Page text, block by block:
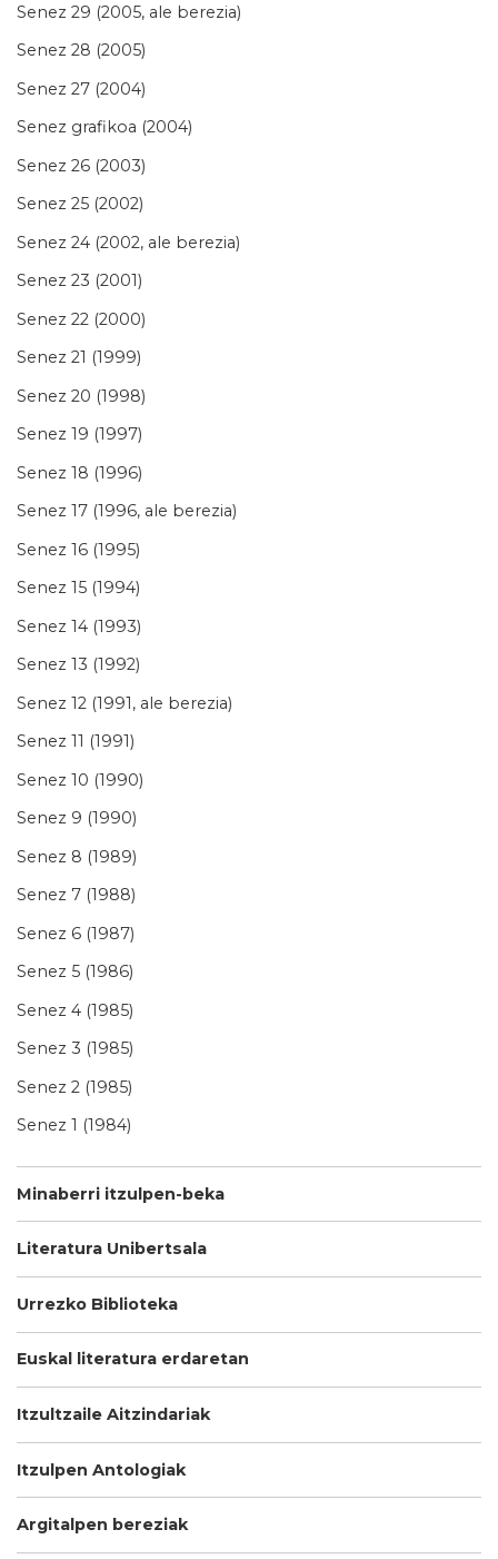
Senez 29 (2005, ale berezia)
Senez 28 (2005)
Senez 27 (2004)
Senez grafikoa (2004)
Senez 26 (2003)
Senez 25 (2002)
Senez 24 (2002, ale berezia)
Senez 23 (2001)
Senez 22 (2000)
Senez 21 (1999)
Senez 20 (1998)
Senez 19 (1997)
Senez 18 (1996)
Senez 17 (1996, ale berezia)
Senez 16 (1995)
Senez 15 (1994)
Senez 14 (1993)
Senez 13 (1992)
Senez 12 (1991, ale berezia)
Senez 11 (1991)
Senez 10 (1990)
Senez 9 (1990)
Senez 8 (1989)
Senez 7 (1988)
Senez 6 (1987)
Senez 5 (1986)
Senez 4 (1985)
Senez 3 (1985)
Senez 2 (1985)
Senez 1 (1984)
Minaberri itzulpen-beka
Literatura Unibertsala
Urrezko Biblioteka
Euskal literatura erdaretan
Itzultzaile Aitzindariak
Itzulpen Antologiak
Argitalpen bereziak